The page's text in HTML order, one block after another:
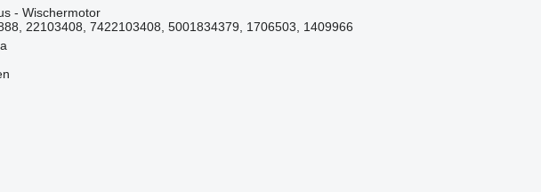
- Wischermotor
22103408, 7422103408, 5001834379, 1706503, 1409966